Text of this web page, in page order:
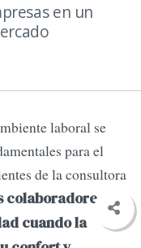
en un
laboral se
para el
de la consultora
colaboradores
cuando la